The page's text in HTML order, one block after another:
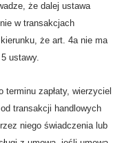
że dalej ustawa
w transakcjach
że art. 4a nie ma
ustawy.
zapłaty, wierzyciel
transakcji handlowych
niego świadczenia lub